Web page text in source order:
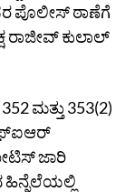
ಪೊಲೀಸ್‌ ಠಾಣೆಗೆ
ಕುಲಾಲ್‌
ಮತ್ತು 353(2)
ಜಾರಿ